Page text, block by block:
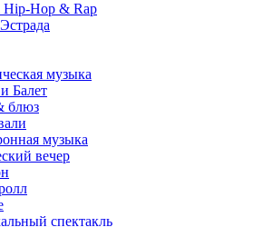
Hop & Rap
музыка
Балет
блюз
музыка
вечер
спектакль